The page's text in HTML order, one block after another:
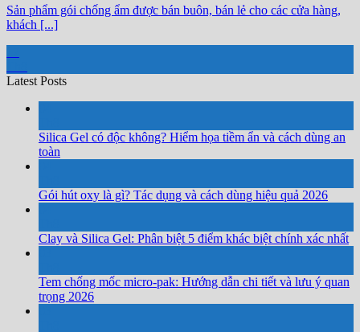
Sản phẩm gói chống ẩm được bán buôn, bán lẻ cho các cửa hàng,
khách [...]
Latest Posts
Silica Gel có độc không? Hiểm họa tiềm ẩn và cách dùng an
toàn
Gói hút oxy là gì? Tác dụng và cách dùng hiệu quả 2026
Clay và Silica Gel: Phân biệt 5 điểm khác biệt chính xác nhất
Tem chống mốc micro-pak: Hướng dẫn chi tiết và lưu ý quan
trọng 2026